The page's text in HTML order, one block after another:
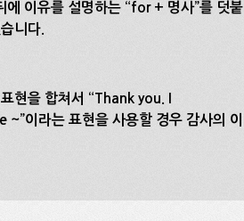
에 이유를 설명하는 “for + 명사”를 덧붙
니다.
현을 합쳐서 “Thank you. I
이라는 표현을 사용할 경우 감사의 이